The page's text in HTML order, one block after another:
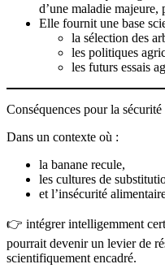
d’une maladie
Elle fournit une base
la sélection des
les politiques
les futurs essais
Conséquences pour la
Dans un contexte où :
la banane recule,
les cultures de
et l’insécurité
👉 intégrer intelligemment
pourrait devenir un levier de
scientifiquement encadré.